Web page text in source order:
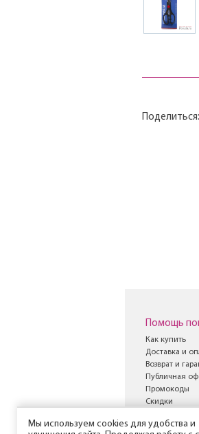
Поделиться:
Помощь
Как купить
Доставка и
Возврат и
Публичная
Промокоды
Скидки
предложений
Мы используем cookies для удобства и